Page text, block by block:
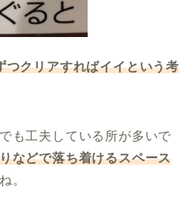
つクリアすればイイという考
も工夫している所が多いで
などで落ち着けるスペース
。